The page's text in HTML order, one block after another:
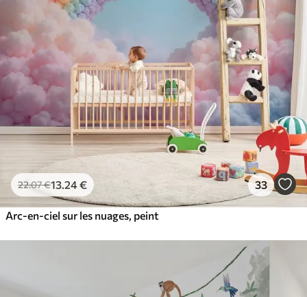
22.07€13 .24€ 33
Arc-en-ciel sur les nuages, peint